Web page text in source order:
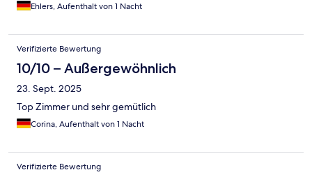
Ehlers, Aufenthalt von 1 Nacht
Verifizierte Bewertung
10/10 – Außergewöhnlich
23. Sept. 2025
Top Zimmer und sehr gemütlich
Corina, Aufenthalt von 1 Nacht
Verifizierte Bewertung